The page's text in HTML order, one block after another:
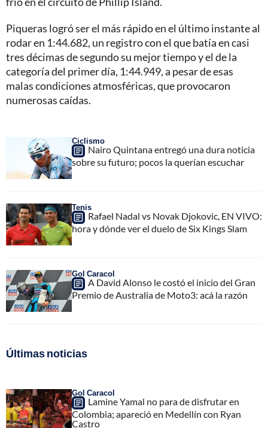
Piqueras logró ser el más rápido en el último instante al
rodar en 1:44.682, un registro con el que batía en casi
tres décimas de segundo su mejor tiempo y el de la
categoría del primer día, 1:44.949, a pesar de esas
malas condiciones atmosféricas, que provocaron
numerosas caídas.
Ciclismo
Nairo Quintana entregó una dura noticia
sobre su futuro; pocos la querían escuchar
Tenis
Rafael Nadal vs Novak Djokovic, EN VIVO:
hora y dónde ver el duelo de Six Kings Slam
Gol Caracol
A David Alonso le costó el inicio del Gran
Premio de Australia de Moto3: acá la razón
Últimas noticias
Gol Caracol
Lamine Yamal no para de disfrutar en
Colombia; apareció en Medellín con Ryan
Castro